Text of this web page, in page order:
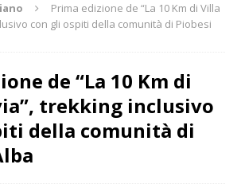
Prima edizione de “La 10 Km di Villa
con gli ospiti della comunità di Piobesi
de “La 10 Km di
trekking inclusivo
della comunità di